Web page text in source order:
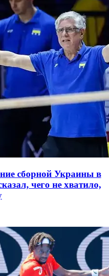
сборной Украины в
чего не хватило,